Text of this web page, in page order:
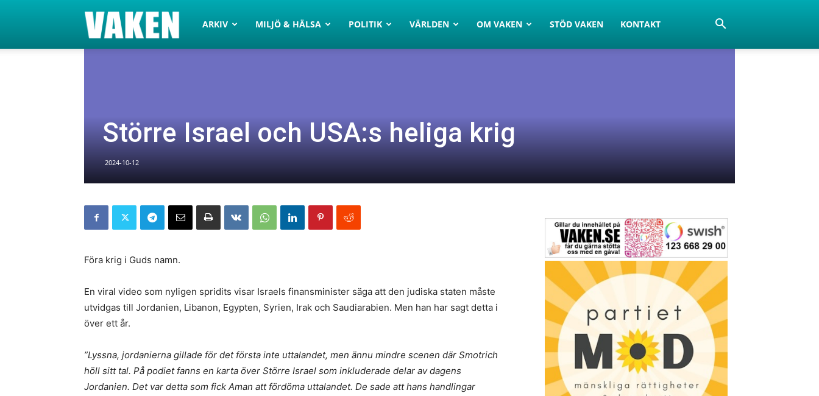
VAKEN.se
ARKIV MILJÖ & HÄLSA POLITIK VÄRLDEN OM VAKEN STÖD VAKEN KONTAKT
Större Israel och USA:s heliga krig
2024-10-12
Föra krig i Guds namn.
En viral video som nyligen spridits visar Israels finansminister säga att den judiska staten måste
utvidgas till Jordanien, Libanon, Egypten, Syrien, Irak och Saudiarabien. Men han har sagt detta i
över ett år.
”Lyssna, jordanierna gillade för det första inte uttalandet, men ännu mindre scenen där Smotrich
höll sitt tal. På podiet fanns en karta över Större Israel som inkluderade delar av dagens
Jordanien. Det var detta som fick Aman att fördöma uttalandet. De sade att hans handlingar